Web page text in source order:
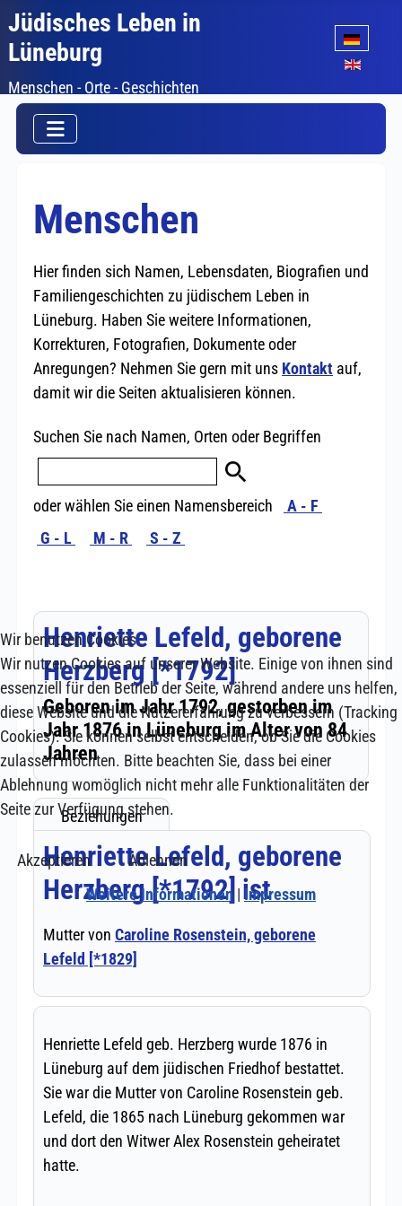
Jüdisches Leben in
Lüneburg
Menschen - Orte - Geschichten
Sprache
Wir benutzen Cookies
Wir nutzen Cookies auf unserer Website. Einige von ihnen sind
essenziell für den Betrieb der Seite, während andere uns helfen,
diese Website und die Nutzererfahrung zu verbessern (Tracking
Cookies). Sie können selbst entscheiden, ob Sie die Cookies
zulassen möchten. Bitte beachten Sie, dass bei einer
Ablehnung womöglich nicht mehr alle Funktionalitäten der
Seite zur Verfügung stehen.
Akzeptieren
Ablehnen
Weitere Informationen |Impressum